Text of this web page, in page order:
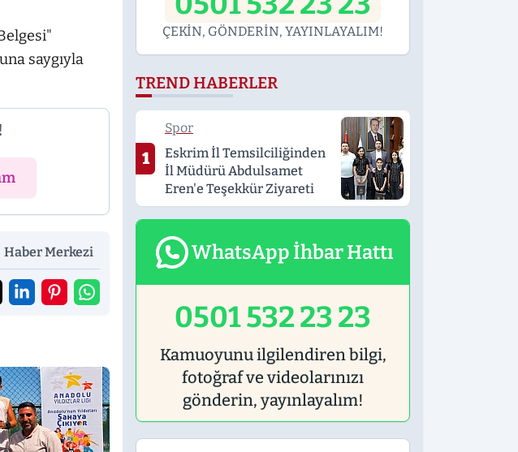
saygıyla
Haber Merkezi
ÇEKİN, GÖNDERİN, YAYINLAYALIM!
TREND HABERLER
1
Spor
Eskrim İl Temsilciliğinden
İl Müdürü Abdulsamet
Eren'e Teşekkür Ziyareti
WhatsApp İhbar Hattı
0501 532 23 23
Kamuoyunu ilgilendiren bilgi,
fotoğraf ve videolarınızı
gönderin, yayınlayalım!